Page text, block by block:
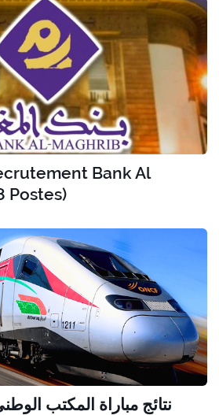
Bank Al
Postes)
نتائج مباراة المكتب